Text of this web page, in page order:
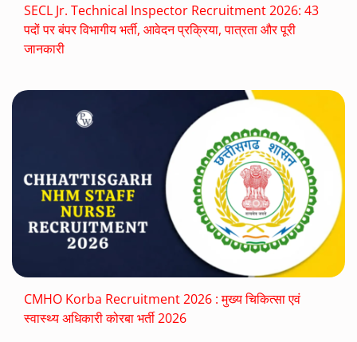
SECL Jr. Technical Inspector Recruitment 2026: 43
पदों पर बंपर विभागीय भर्ती, आवेदन प्रक्रिया, पात्रता और पूरी
जानकारी
CMHO Korba Recruitment 2026 : मुख्य चिकित्सा एवं
स्वास्थ्य अधिकारी कोरबा भर्ती 2026